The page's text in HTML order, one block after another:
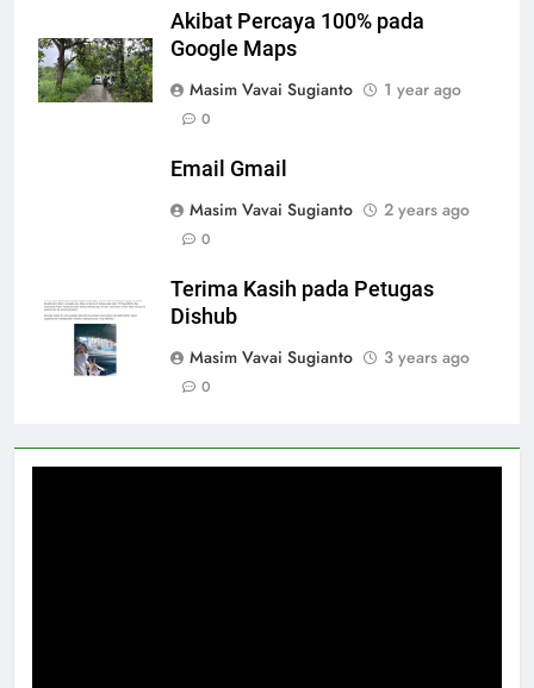
Akibat Percaya 100% pada
Google Maps
Masim Vavai Sugianto
1 year ago
0
Email Gmail
Masim Vavai Sugianto
2 years ago
0
Terima Kasih pada Petugas
Dishub
Masim Vavai Sugianto
3 years ago
0